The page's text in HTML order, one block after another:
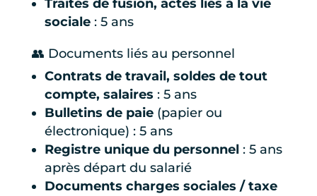
Traités de fusion, actes liés à la vie
sociale: 5 ans
👥 Documents liés au personnel
Contrats de travail, soldes de tout
compte, salaires : 5 ans
Bulletins de paie(papier ou
électronique) : 5 ans
Registre unique du personnel : 5 ans
après départ du salarié
Documents charges sociales / taxe